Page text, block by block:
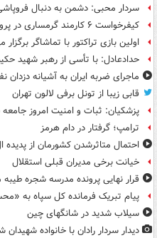
سردار محبی: دشمن به دنبال فروپاشی
کیفرخواست ۶ کارمند گرمساری در پرونده اختلاس صادر شد
اولین بازی تراکتور با تماشاگر
حدادعادل: با تأسی از رهبر شهید
ماجرای ضربه ایران به آشیانه دزدان
قابی زیبا از تونل برفی لالون تهران
پزشکیان: ثبات و امنیت امروز
ترامپ؛ گرفتار در دام هرمز
احتمال متاثرشدن کشورمان از
خیانت برخی مدیران قبلی استقلال
قرار نهایی پرونده مدرسه شجره
پیام تبریک فرمانده کل سپاه به
سیلاب شدید در شانگهای چین
دیدار سردار رادان با خانواده‌